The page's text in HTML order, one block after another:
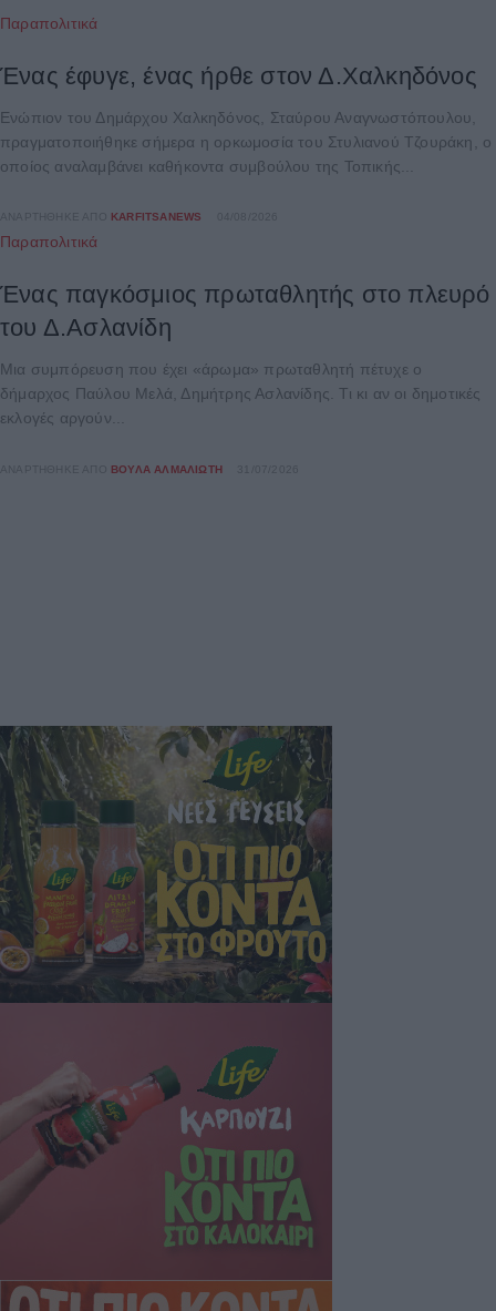
Παραπολιτικά
Ένας έφυγε, ένας ήρθε στον Δ.Χαλκηδόνος
Ενώπιον του Δημάρχου Χαλκηδόνος, Σταύρου Αναγνωστόπουλου,
πραγματοποιήθηκε σήμερα η ορκωμοσία του Στυλιανού Τζουράκη, ο
οποίος αναλαμβάνει καθήκοντα συμβούλου της Τοπικής...
ΑΝΑΡΤΉΘΗΚΕ ΑΠΌ KARFITSANEWS
Παραπολιτικά
Ένας παγκόσμιος πρωταθλητής στο πλευρό
του Δ.Ασλανίδη
Μια συμπόρευση που έχει «άρωμα» πρωταθλητή πέτυχε ο
δήμαρχος Παύλου Μελά, Δημήτρης Ασλανίδης. Τι κι αν οι δημοτικές
εκλογές αργούν...
ΑΝΑΡΤΉΘΗΚΕ ΑΠΌ ΒΟΎΛΑ ΑΛΜΑΛΙΏΤΗ